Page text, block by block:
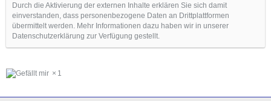
Durch die Aktivierung der externen Inhalte erklären Sie sich damit
einverstanden, dass personenbezogene Daten an Drittplattformen
übermittelt werden. Mehr Informationen dazu haben wir in unserer
Datenschutzerklärung zur Verfügung gestellt.
1